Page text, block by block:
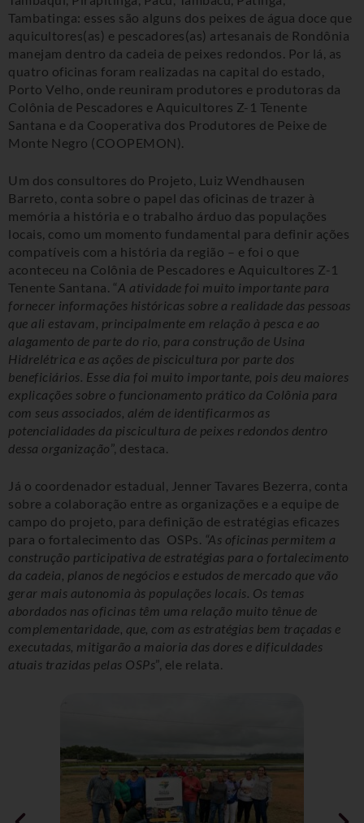
Tambatinga: esses são alguns dos peixes de água doce que
aquicultores(as) e pescadores(as) artesanais de Rondônia
manejam dentro da cadeia de peixes redondos. Por lá, as
quatro oficinas foram realizadas na capital do estado,
Porto Velho, onde reuniram produtores e produtoras da
Colônia de Pescadores e Aquicultores Z-1 Tenente
Santana e da Cooperativa dos Produtores de Peixe de
Monte Negro (COOPEMON).
Um dos consultores do Projeto, Luiz Wendhausen
Barreto, conta sobre o papel das oficinas de trazer à
memória a história e o trabalho árduo das populações
locais, como um momento fundamental para definir ações
compatíveis com a história da região – e foi o que
aconteceu na Colônia de Pescadores e Aquicultores Z-1
Tenente Santana. “A atividade foi muito importante para
fornecer informações históricas sobre a realidade das pessoas
que ali estavam, principalmente em relação à pesca e ao
alagamento de parte do rio, para construção de Usina
Hidrelétrica e as ações de piscicultura por parte dos
beneficiários. Esse dia foi muito importante, pois deu maiores
explicações sobre o funcionamento prático da Colônia para
com seus associados, além de identificarmos as
potencialidades da piscicultura de peixes redondos dentro
dessa organização”, destaca.
Já o coordenador estadual, Jenner Tavares Bezerra, conta
sobre a colaboração entre as organizações e a equipe de
campo do projeto, para definição de estratégias eficazes
para o fortalecimento das OSPs. “As oficinas permitem a
construção participativa de estratégias para o fortalecimento
da cadeia, planos de negócios e estudos de mercado que vão
gerar mais autonomia às populações locais. Os temas
abordados nas oficinas têm uma relação muito tênue de
complementaridade, que, com as estratégias bem traçadas e
executadas, mitigarão a maioria das dores e dificuldades
atuais trazidas pelas OSPs”, ele relata.